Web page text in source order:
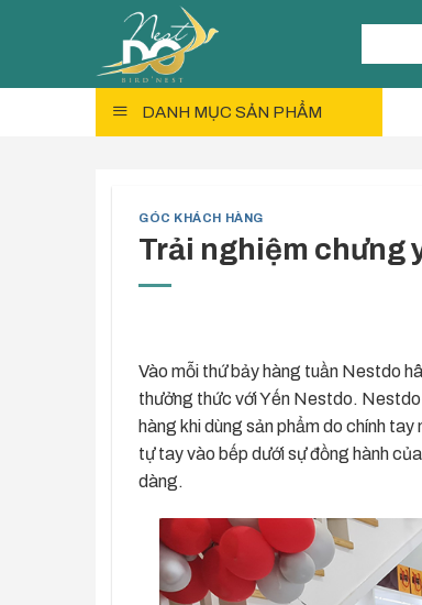
DANH MỤC SẢN PHẨM
GÓC KHÁCH HÀNG
Trải nghiệm chưng
Vào mỗi thứ bảy hàng tuần Nestdo
thưởng thức với Yến Nestdo.
hàng khi dùng sản phẩm do chính
tự tay vào bếp dưới sự đồng hành
dàng.